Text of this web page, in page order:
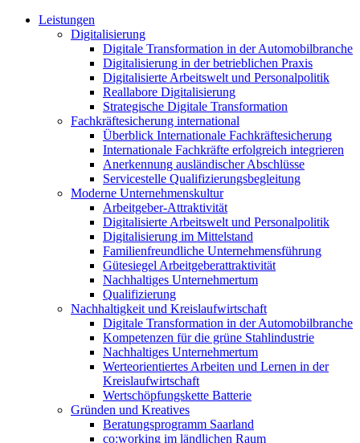
Leistungen
Digitalisierung
Digitale Transformation in der Automobilbranche
Digitalisierung in der betrieblichen Praxis
Digitalisierte Arbeitswelt und Personalpolitik
Reallabore Digitalisierung
Strategische Digitale Transformation
Fachkräftesicherung international
Überblick Internationale Fachkräftesicherung
Internationale Fachkräfte erfolgreich integrieren
Anerkennung ausländischer Abschlüsse
Servicestelle Qualifizierungsbegleitung
Moderne Unternehmenskultur
Arbeitgeber-Attraktivität
Digitalisierte Arbeitswelt und Personalpolitik
Digitalisierung im Mittelstand
Familienfreundliche Unternehmensführung
Gütesiegel Arbeitgeberattraktivität
Nachhaltiges Unternehmertum
Qualifizierung
Nachhaltigkeit und Kreislaufwirtschaft
Digitale Transformation in der Automobilbranche
Kompetenzen für die grüne Stahlindustrie
Nachhaltiges Unternehmertum
Werteorientiertes Arbeiten und Lernen in der
Kreislaufwirtschaft
Wertschöpfungskette Batterie
Gründen und Kreatives
Beratungsprogramm Saarland
co:working im ländlichen Raum